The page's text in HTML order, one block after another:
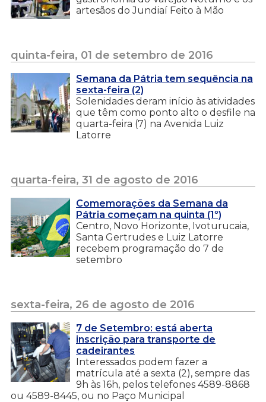
artesãos do Jundiaí Feito à Mão
quinta-feira, 01 de setembro de 2016
Semana da Pátria tem sequência na
sexta-feira (2)
Solenidades deram início às atividades
que têm como ponto alto o desfile na
quarta-feira (7) na Avenida Luiz
Latorre
quarta-feira, 31 de agosto de 2016
Comemorações da Semana da
Pátria começam na quinta (1º)
Centro, Novo Horizonte, Ivoturucaia,
Santa Gertrudes e Luiz Latorre
recebem programação do 7 de
setembro
sexta-feira, 26 de agosto de 2016
7 de Setembro: está aberta
inscrição para transporte de
cadeirantes
Interessados podem fazer a
matrícula até a sexta (2), sempre das
9h às 16h, pelos telefones 4589-8868
ou 4589-8445, ou no Paço Municipal